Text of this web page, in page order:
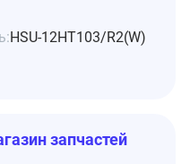
HSU-12HT103/R2(W)
запчастей